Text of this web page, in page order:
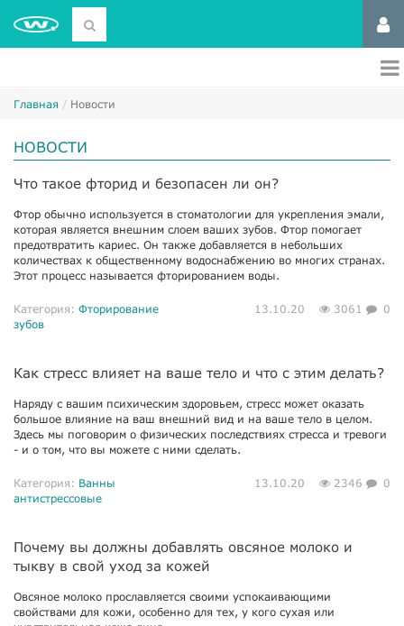
Главная Новости
НОВОСТИ
Что такое фторид и безопасен ли он?
Фтор обычно используется в стоматологии для укрепления эмали,
которая является внешним слоем ваших зубов. Фтор помогает
предотвратить кариес. Он также добавляется в небольших
количествах к общественному водоснабжению во многих странах.
Этот процесс называется фторированием воды.
Категория: Фторирование
зубов
13.10.20 3061 0
Как стресс влияет на ваше тело и что с этим делать?
Наряду с вашим психическим здоровьем, стресс может оказать
большое влияние на ваш внешний вид и на ваше тело в целом.
Здесь мы поговорим о физических последствиях стресса и тревоги
- и о том, что вы можете с ними сделать.
Категория: Ванны
антистрессовые
13.10.20 2346 0
Почему вы должны добавлять овсяное молоко и
тыкву в свой уход за кожей
Овсяное молоко прославляется своими успокаивающими
свойствами для кожи, особенно для тех, у кого сухая или